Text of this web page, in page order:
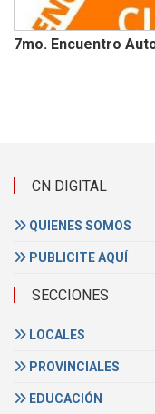
7mo. Encuentro
CN DIGITAL
QUIENES SOMOS
PUBLICITE AQUÍ
SECCIONES
LOCALES
PROVINCIALES
EDUCACIÓN